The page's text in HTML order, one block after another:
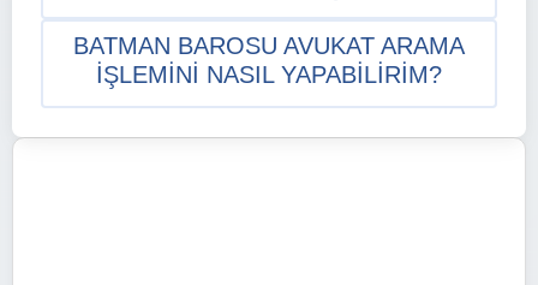
BATMAN BAROSU AVUKAT ARAMA
IŞLEMINI NASIL YAPABILIRIM?